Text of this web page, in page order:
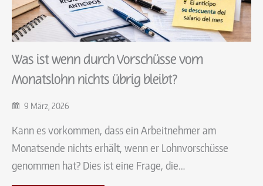
Was ist wenn durch Vorschüsse vom
Monatslohn nichts übrig bleibt?
9 März, 2026
Kann es vorkommen, dass ein Arbeitnehmer am
Monatsende nichts erhält, wenn er Lohnvorschüsse
genommen hat? Dies ist eine Frage, die…